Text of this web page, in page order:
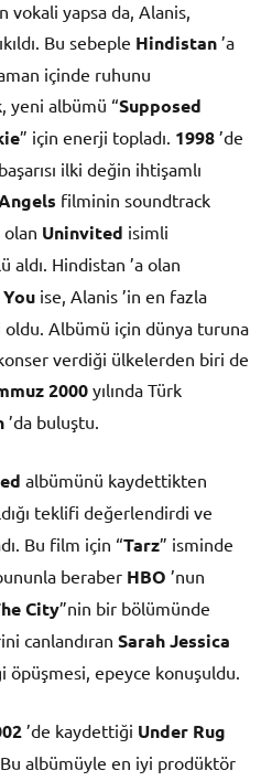
vokali yapsa da, Alanis,
Bu sebeple Hindistan ’a
içinde ruhunu
yeni albümü “Supposed
” için enerji topladı. 1998 ’de
ilki değin ihtişamlı
filminin soundtrack
olan Uninvited isimli
aldı. Hindistan ’a olan
ise, Alanis ’in en fazla
Albümü için dünya turuna
verdiği ülkelerden biri de
2000 yılında Türk
’da buluştu.
albümünü kaydettikten
teklifi değerlendirdi ve
Bu film için “Tarz” isminde
beraber HBO ’nun
City”nin bir bölümünde
canlandıran Sarah Jessica
öpüşmesi, epeyce konuşuldu.
’de kaydettiği Under Rug
albümüyle en iyi prodüktör